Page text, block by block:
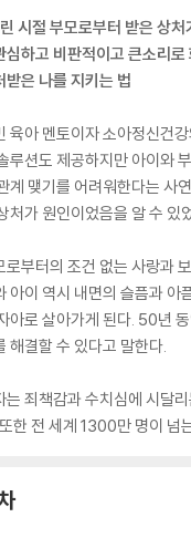
시절 부모로부터 받은 상
심하고 비판적이고 큰소리로
받은 나를 지키는 법
육아 멘토이자 소아정신건
루션도 제공하지만 아이와
계 맺기를 어려워한다는 사
처가 원인이었음을 알 수 있
로부터의 조건 없는 사랑과
아이 역시 내면의 슬픔과 아
아로 살아가게 된다. 50년
해결할 수 있다고 말한다.
는 죄책감과 수치심에 시달
한 전 세계 1300만 명이 넘